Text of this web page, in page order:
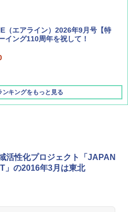
（エアライン）2026年9月号【特
イング110周年を祝して！
キングをもっと見る
の歩き方 チェンマイ タイ北部の魅
2026～2027 地球の歩き方D アジア
ーズコレクション 山善] ポップアッ
傘みたいに広げて畳める パッとサ
シェード キューブ フルクローズ メ
単設置 ワンタッチテント キャンプ
ング カーキ PATC-150(KH)
プレー 熊よけスプレー 熊スプレー
業販売】超強力クマ対策スプレー 30
続噴射30秒）110ml（連続噴射15
5～10m 安全ロック搭載 携帯収納袋
マ・イノシシ対策 自治体・教育機
活性化プロジェクト「JAPAN
」の2016年3月は東北